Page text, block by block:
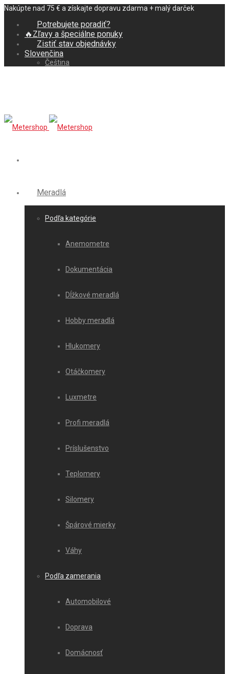
Nakúpte nad 75 € a získajte dopravu zdarma + malý darček
Potrebujete poradiť?
🔥Zľavy a špeciálne ponuky
Zistiť stav objednávky
Slovenčina
Čeština
Meradlá
Podľa kategórie
Anemometre
Dokumentácia
Dĺžkové meradlá
Hobby meradlá
Hlukomery
Otáčkomery
Luxmetre
Profi meradlá
Príslušenstvo
Teplomery
Silomery
Špárové mierky
Váhy
Podľa zamerania
Automobilové
Doprava
Domácnosť